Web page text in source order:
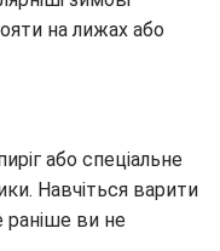
на лижах або
або спеціальне
Навчіться варити
раніше ви не